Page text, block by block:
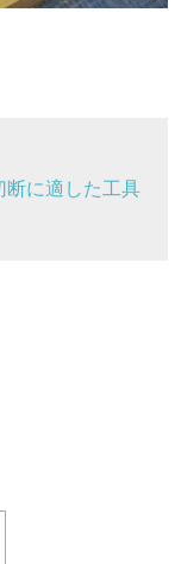
断に適した工具